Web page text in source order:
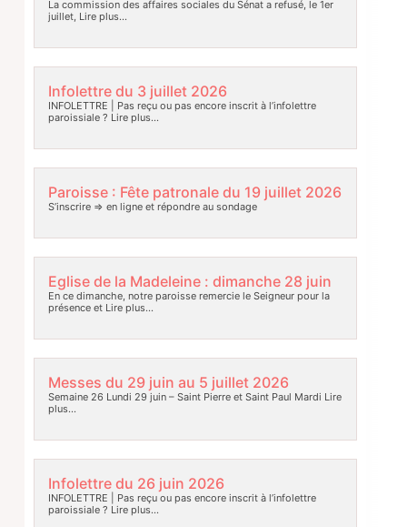
La commission des affaires sociales du Sénat a refusé, le 1er
juillet, Lire plus…
Infolettre du 3 juillet 2026
INFOLETTRE | Pas reçu ou pas encore inscrit à l’infolettre
paroissiale ? Lire plus…
Paroisse : Fête patronale du 19 juillet 2026
S’inscrire => en ligne et répondre au sondage
Eglise de la Madeleine : dimanche 28 juin
En ce dimanche, notre paroisse remercie le Seigneur pour la
présence etLire plus…
Messes du 29 juin au 5 juillet 2026
Semaine 26 Lundi 29 juin – Saint Pierre et Saint Paul Mardi Lire
plus…
Infolettre du 26 juin 2026
INFOLETTRE | Pas reçu ou pas encore inscrit à l’infolettre
paroissiale ? Lire plus…